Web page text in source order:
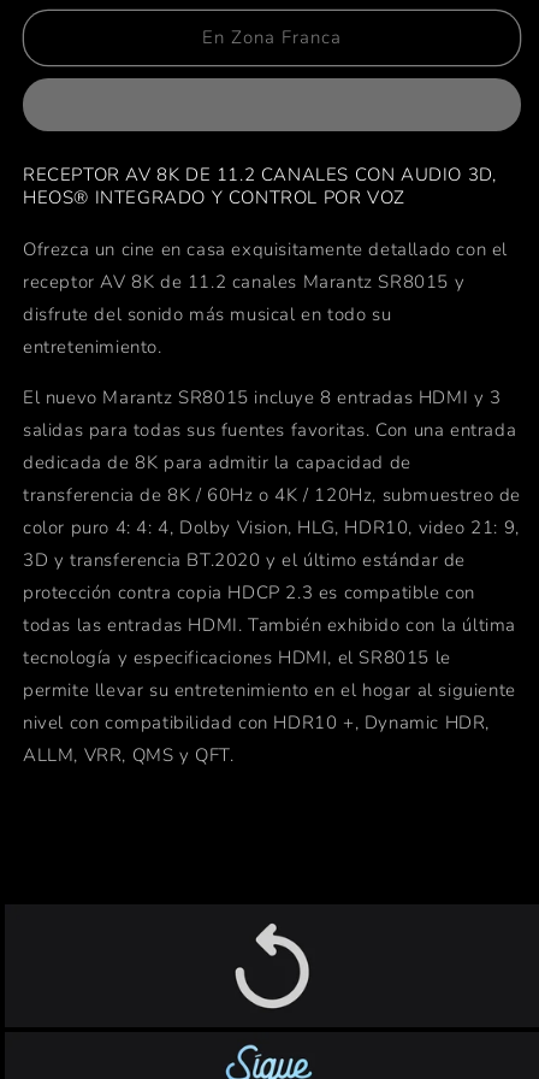
para
SR8015
para
Marantz
SR8015
En Zona Franca
RECEPTOR AV 8K DE 11.2 CANALES CON AUDIO 3D,
HEOS® INTEGRADO Y CONTROL POR VOZ
Ofrezca un cine en casa exquisitamente detallado con el
receptor AV 8K de 11.2 canales Marantz SR8015 y
disfrute del sonido más musical en todo su
entretenimiento.
El nuevo Marantz SR8015 incluye 8 entradas HDMI y 3
salidas para todas sus fuentes favoritas. Con una entrada
dedicada de 8K para admitir la capacidad de
transferencia de 8K / 60Hz o 4K / 120Hz, submuestreo de
color puro 4: 4: 4, Dolby Vision, HLG, HDR10, video 21: 9,
3D y transferencia BT.2020 y el último estándar de
protección contra copia HDCP 2.3 es compatible con
todas las entradas HDMI. También exhibido con la última
tecnología y especificaciones HDMI, el SR8015 le
permite llevar su entretenimiento en el hogar al siguiente
nivel con compatibilidad con HDR10 +, Dynamic HDR,
ALLM, VRR, QMS y QFT.